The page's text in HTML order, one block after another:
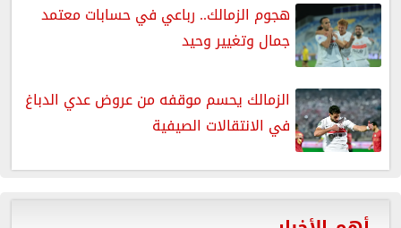
هجوم الزمالك.. رباعي في حسابات معتمد
جمال وتغيير وحيد
الزمالك يحسم موقفه من عروض عدي الدباغ
في الانتقالات الصيفية